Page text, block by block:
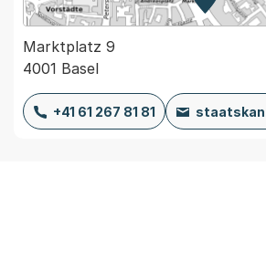
Zur
Marktplatz 9
4001 Basel
+41 61 267 81 81